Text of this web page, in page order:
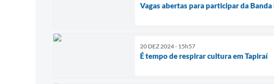
Vagas abertas para participar da
20 DEZ 2024 - 15h57
É tempo de respirar cultura em Tapiraí